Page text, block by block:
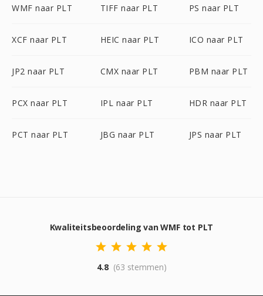
WMF naar PLT TIFF naar PLT PS naar PLT
XCF naar PLT HEIC naar PLT ICO naar PLT
JP2 naar PLT CMX naar PLT PBM naar PLT
PCX naar PLT IPL naar PLT HDR naar PLT
PCT naar PLT JBG naar PLT JPS naar PLT
Kwaliteitsbeoordeling van WMF tot PLT
4.8 (63 stemmen)